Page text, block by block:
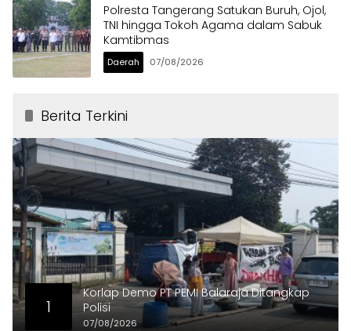
Polresta Tangerang Satukan Buruh, Ojol,
TNI hingga Tokoh Agama dalam Sabuk
Kamtibmas
Daerah 07/08/2026
Berita Terkini
1
Korlap Demo PT PEMI Balaraja Ditangkap
Polisi
07/08/2026